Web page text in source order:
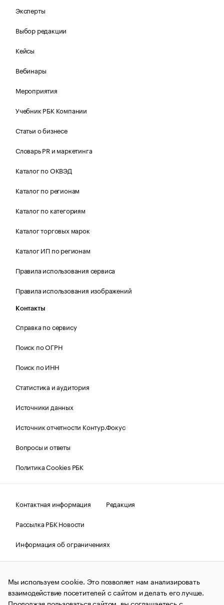
Эксперты
Выбор редакции
Кейсы
Вебинары
Мероприятия
Учебник РБК Компании
Статьи о бизнесе
Словарь PR и маркетинга
Каталог по ОКВЭД
Каталог по регионам
Каталог по категориям
Каталог торговых марок
Каталог ИП по регионам
Правила использования сервиса
Правила использования изображений
Контакты
Справка по сервису
Поиск по ОГРН
Поиск по ИНН
Статистика и аудитория
Источники данных
Источник отчетности Контур.Фокус
Вопросы и ответы
Политика Cookies РБК
Контактная информация
Редакция
Рассылка РБК Новости
Информация об ограничениях
Правовая информация
О соблюдении авторских прав
© АО «РОСБИЗНЕСКОНСАЛТИНГ»,1995–2026.Сообщения
и материалы информационного агентства «РБК»
(зарегистрировано Федеральной службой по надзору в сфере
Мы используем cookie. Это позволяет нам анализировать
взаимодействие посетителей с сайтом и делать его лучше.